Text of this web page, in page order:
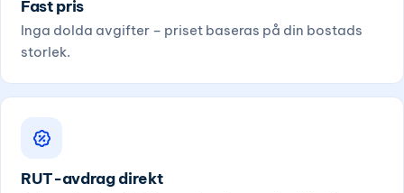
Fast pris
Inga dolda avgifter – priset baseras på din bostads
storlek.
RUT-avdrag direkt